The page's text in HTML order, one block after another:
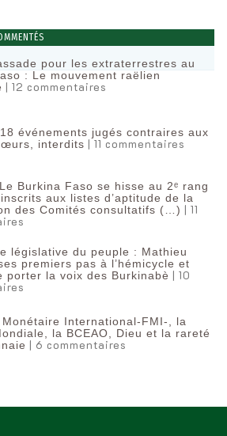
pour les extraterrestres au
: Le mouvement raëlien
| 12 commentaires
événements jugés contraires aux
interdits | 11 commentaires
Burkina Faso se hisse au 2ᵉ rang
aux listes d’aptitude de la
des Comités consultatifs (…) | 11
législative du peuple : Mathieu
premiers pas à l’hémicycle et
porter la voix des Burkinabè | 10
Monétaire International-FMI-, la
la BCEAO, Dieu et la rareté
| 6 commentaires